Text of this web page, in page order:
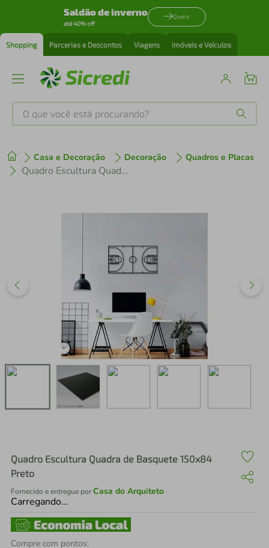
Saldão de inverno
até 40% off
Quero
Shopping Parcerias e Descontos Viagens Imóveis e Veículos
O que você está procurando?
Casa e Decoração Decoração Quadros e Placas
Quadro Escultura Quadra de Basquete 150x84 Preto
Quadro Escultura Quadra de Basquete 150x84
Preto
Fornecido e entregue porCasa do Arquiteto
Carregando…
Compre com pontos:
1º tenis
iphone